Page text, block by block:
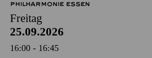
PHILHARMONIE ESSEN
Freitag
25.09.2026
16:00 - 16:45